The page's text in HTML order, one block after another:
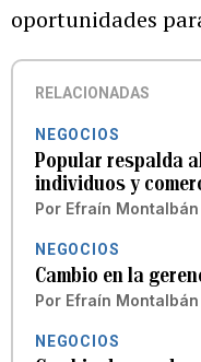
oportunidades
RELACIONADAS
NEGOCIOS
Popular respalda
individuos y
Por Efraín Montalbán
NEGOCIOS
Cambio en la
Por Efraín Montalbán
NEGOCIOS